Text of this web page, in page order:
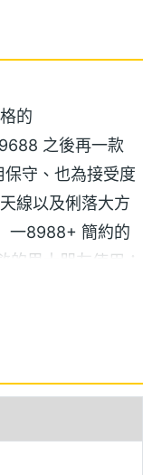
的
之後再一款
守、也為接受度
線以及俐落大方
一8988+ 簡約的
男士朋友使用；
嫩色系 ─ 粉紅。
閃光功能，讓你
，除了可以拍攝